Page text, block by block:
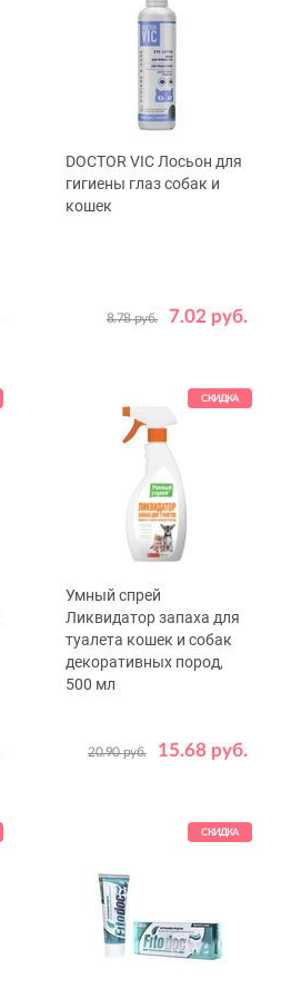
DOCTOR VIC Лосьон для
гигиены глаз собак и
кошек
7.02 руб.
8.78 руб.
Объем,
60 100
СКИДКА
Умный спрей
Ликвидатор запаха для
туалета кошек и собак
декоративных пород,
500 мл
15.68 руб.
20.90 руб.
СКИДКА